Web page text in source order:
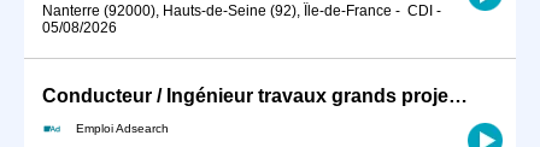
Nanterre (92000), Hauts-de-Seine (92), Île-de-France - CDI -
05/08/2026
Conducteur / Ingénieur travaux grands projets CVC H/F CDI Nanterre
Emploi Adsearch